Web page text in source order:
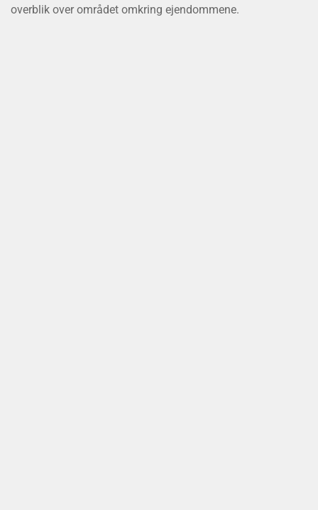
overblik over området omkring ejendommene.